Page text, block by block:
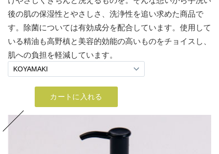
後の肌の保湿性とやさしさ、洗浄性を追い求めた商品で
す。除菌については有効成分を配合しています。使用して
いる精油も高野槙と美容的効能の高いものをチョイスし、
肌への負担を軽減しています。